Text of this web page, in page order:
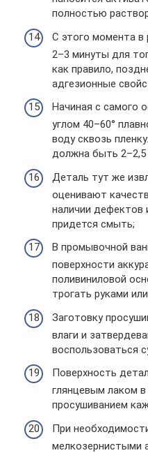
полностью
С этого момента в
2–3 минуты для
как правило,
адгезионные
Начиная с самого
углом 40–60°
воду сквозь
должна быть 2–2,5
Деталь тут же
оценивают
наличии дефектов
придется смыть;
В промывочной
поверхности
поливиниловой
трогать руками
Заготовку
влаги и
воспользоваться
Поверхность
глянцевым лаком
просушиванием
При
мелкозернистыми